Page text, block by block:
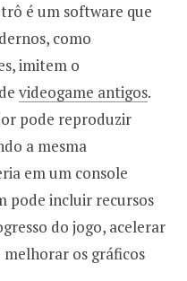
é um software que
como
imitem o
videogame antigos.
pode reproduzir
a mesma
em um console
pode incluir recursos
do jogo, acelerar
os gráficos